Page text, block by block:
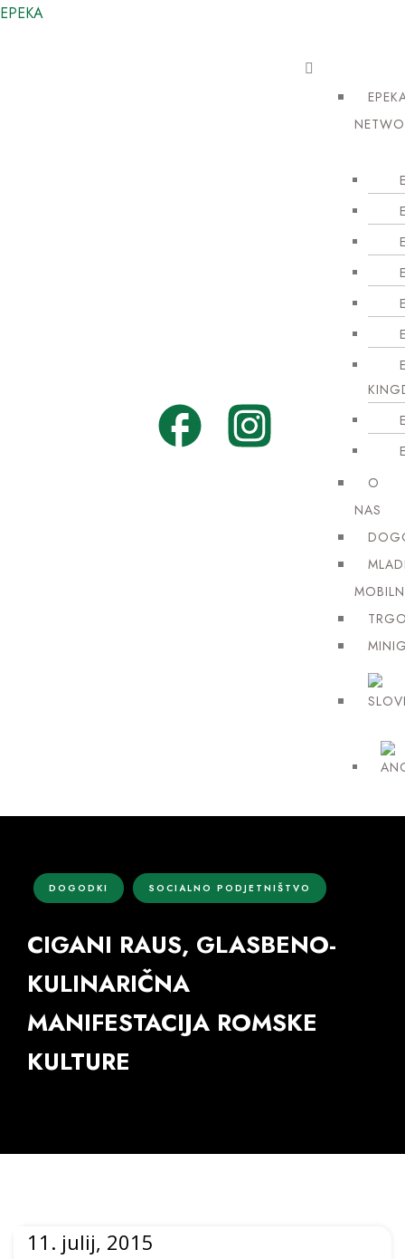
EPEKA
O
NAS
DOGODKI SOCIALNO PODJETNIŠTVO
CIGANI RAUS, GLASBENO-
KULINARIČNA
MANIFESTACIJA ROMSKE
KULTURE
11. julij, 2015